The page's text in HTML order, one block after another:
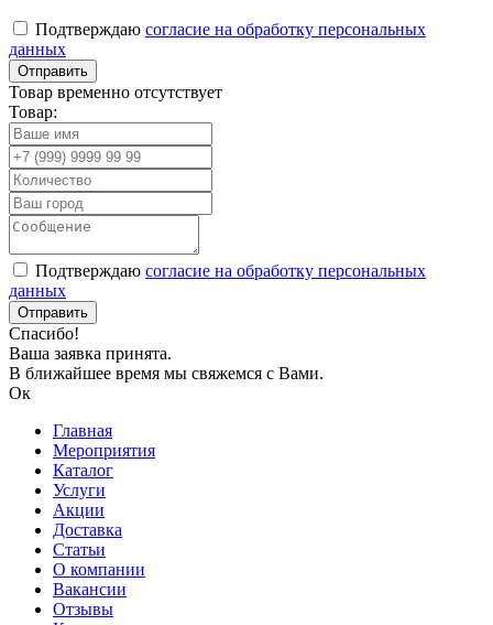
Подтверждаю согласие на обработку персональных
данных
Товар временно отсутствует
Товар:
Подтверждаю согласие на обработку персональных
данных
Спасибо!
Ваша заявка принята.
В ближайшее время мы свяжемся с Вами.
Ок
Главная
Мероприятия
Каталог
Услуги
Акции
Доставка
Статьи
О компании
Вакансии
Отзывы